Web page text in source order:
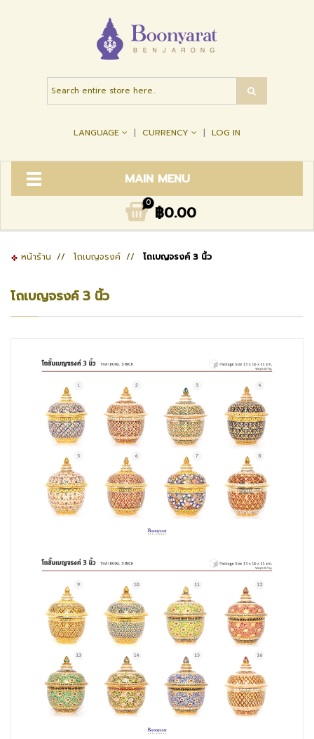
LANGUAGE CURRENCY LOG IN
MAIN MENU
0 ฿0.00
หน้าร้าน // โถเบญจรงค์ // โถเบญจรงค์ 3 นิ้ว
โถเบญจรงค์ 3 นิ้ว